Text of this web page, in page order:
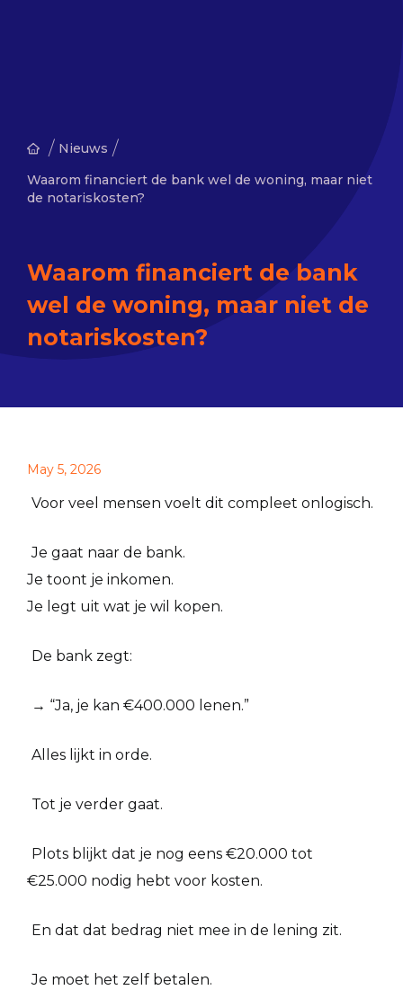
/ Nieuws /
Waarom financiert de bank wel de woning, maar niet
de notariskosten?
Waarom financiert de bank
wel de woning, maar niet de
notariskosten?
May 5, 2026
Voor veel mensen voelt dit compleet onlogisch.
Je gaat naar de bank.
Je toont je inkomen.
Je legt uit wat je wil kopen.
De bank zegt:
→ “Ja, je kan €400.000 lenen.”
Alles lijkt in orde.
Tot je verder gaat.
Plots blijkt dat je nog eens €20.000 tot
€25.000 nodig hebt voor kosten.
En dat dat bedrag niet mee in de lening zit.
Je moet het zelf betalen.